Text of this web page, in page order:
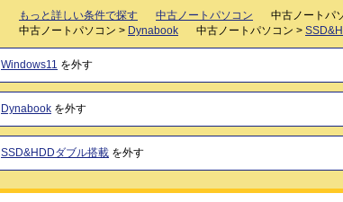
もっと詳しい条件で探す 中古ノートパソコン 中古ノートパ
中古ノートパソコン > Dynabook 中古ノートパソコン >
Windows11 を外す
Dynabook を外す
SSD&HDDダブル搭載 を外す